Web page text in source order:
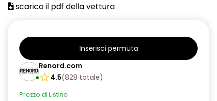
scarica il pdf della vettura
Inserisci permuta
Renord.com
4.5(828 totale)
Prezzo di Listino